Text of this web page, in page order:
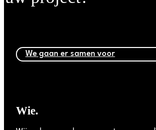
We gaan er samen voor
Wie.